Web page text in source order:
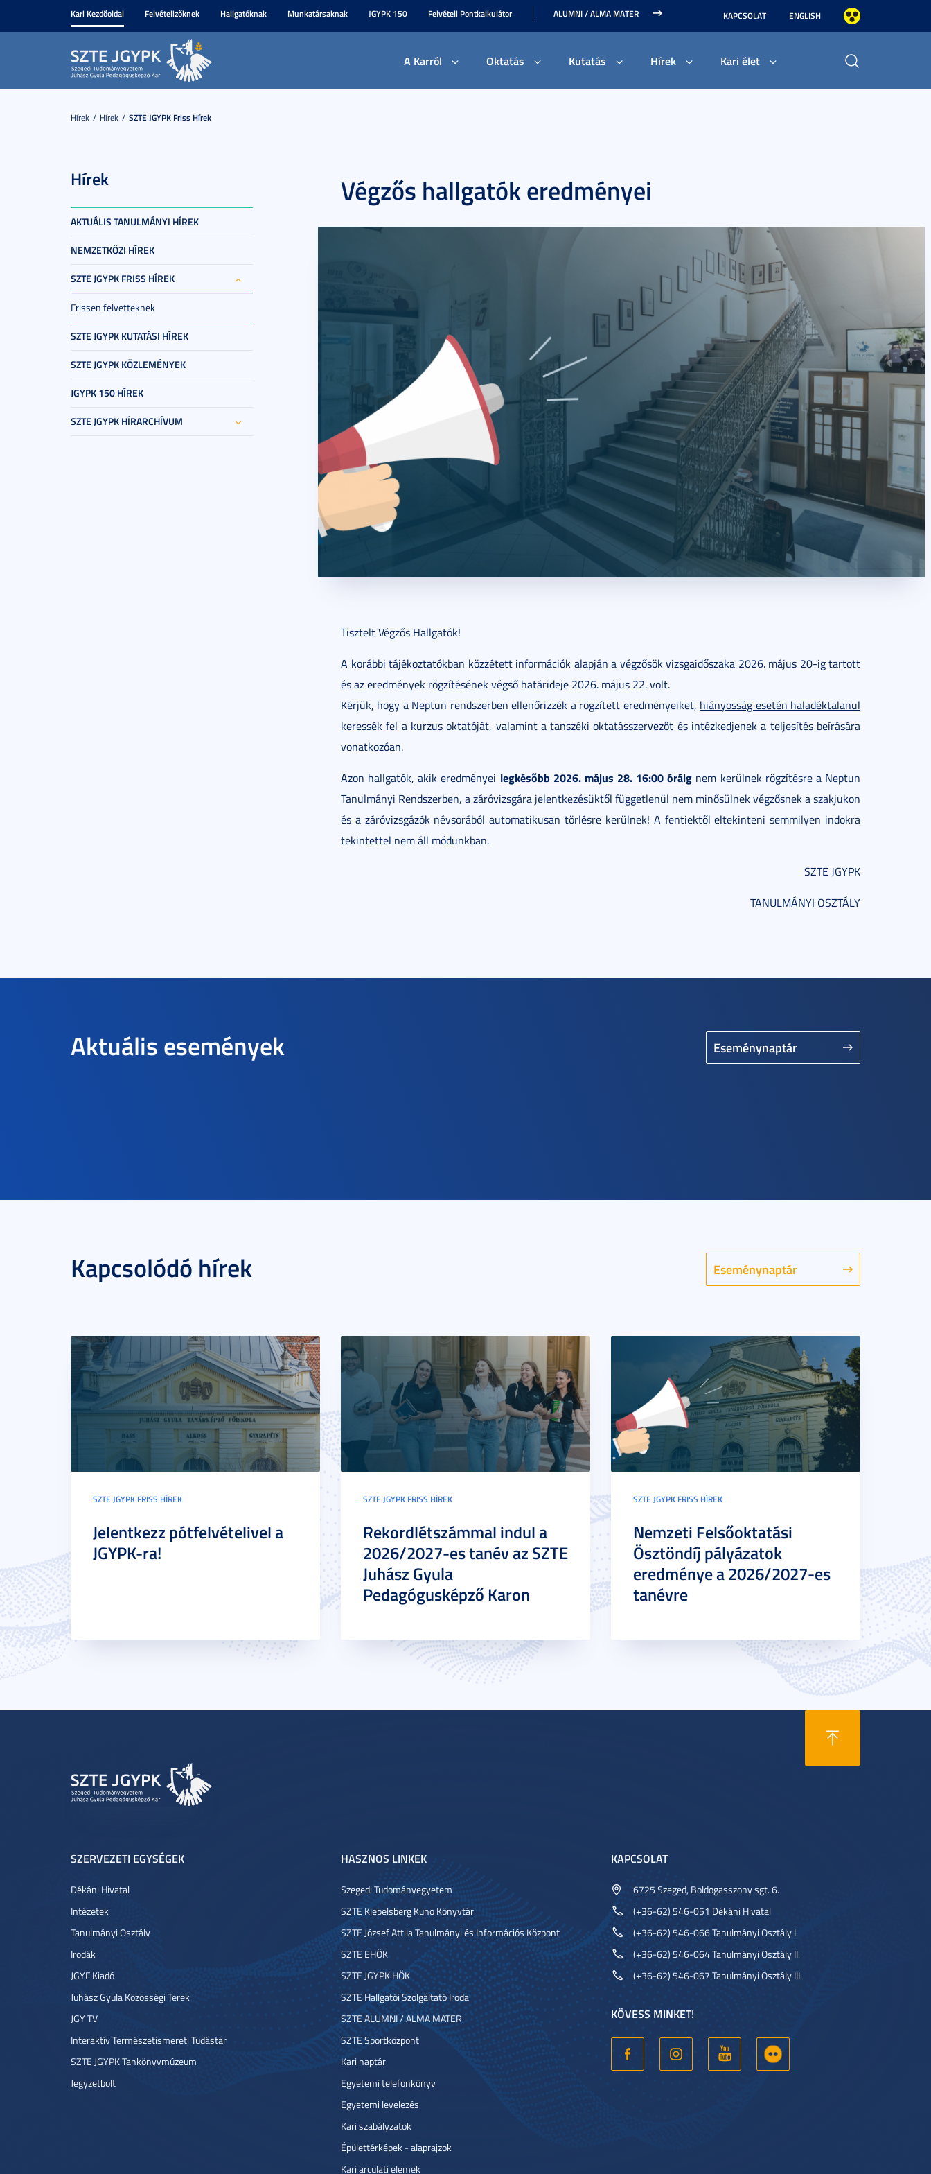
Kari Kezdőoldal Felvételizőknek Hallgatóknak Munkatársaknak JGYPK 150 Felvételi Pontkalkulátor ALUMNI / ALMA MATER KAPCSOLAT ENGLISH
A Karról Oktatás Kutatás Hírek Kari élet
Hírek Hírek SZTE JGYPK Friss Hírek
Hírek
AKTUÁLIS TANULMÁNYI HÍREK
NEMZETKÖZI HÍREK
SZTE JGYPK FRISS HÍREK
Frissen felvetteknek
SZTE JGYPK KUTATÁSI HÍREK
SZTE JGYPK KÖZLEMÉNYEK
JGYPK 150 HÍREK
SZTE JGYPK HÍRARCHÍVUM
Végzős hallgatók eredményei
Tisztelt Végzős Hallgatók!
A korábbi tájékoztatókban közzétett információk alapján a végzősök vizsgaidőszaka 2026. május 20-ig tartott
és az eredmények rögzítésének végső határideje 2026. május 22. volt.
Kérjük, hogy a Neptun rendszerben ellenőrizzék a rögzített eredményeiket, hiányosság esetén haladéktalanul
keressék fel a kurzus oktatóját, valamint a tanszéki oktatásszervezőt és intézkedjenek a teljesítés beírására
vonatkozóan.
Azon hallgatók, akik eredményei legkésőbb 2026. május 28. 16:00 óráig nem kerülnek rögzítésre a Neptun
Tanulmányi Rendszerben, a záróvizsgára jelentkezésüktől függetlenül nem minősülnek végzősnek a szakjukon
és a záróvizsgázók névsorából automatikusan törlésre kerülnek! A fentiektől eltekinteni semmilyen indokra
tekintettel nem áll módunkban.
SZTE JGYPK
TANULMÁNYI OSZTÁLY
Aktuális események Eseménynaptár
Kapcsolódó hírek Eseménynaptár
SZTE JGYPK FRISS HÍREK
Jelentkezz pótfelvételivel a
JGYPK-ra!
SZTE JGYPK FRISS HÍREK
Rekordlétszámmal indul a
2026/2027-es tanév az SZTE
Juhász Gyula
Pedagógusképző Karon
SZTE JGYPK FRISS HÍREK
Nemzeti Felsőoktatási
Ösztöndíj pályázatok
eredménye a 2026/2027-es
tanévre
SZERVEZETI EGYSÉGEK
Dékáni Hivatal
Intézetek
Tanulmányi Osztály
Irodák
JGYF Kiadó
Juhász Gyula Közösségi Terek
JGY TV
Interaktív Természetismereti Tudástár
SZTE JGYPK Tankönyvmúzeum
Jegyzetbolt
HASZNOS LINKEK
Szegedi Tudományegyetem
SZTE Klebelsberg Kuno Könyvtár
SZTE József Attila Tanulmányi és Információs Központ
SZTE EHÖK
SZTE JGYPK HÖK
SZTE Hallgatói Szolgáltató Iroda
SZTE ALUMNI / ALMA MATER
SZTE Sportközpont
Kari naptár
Egyetemi telefonkönyv
Egyetemi levelezés
Kari szabályzatok
Épülettérképek - alaprajzok
Kari arculati elemek
KAPCSOLAT
6725 Szeged, Boldogasszony sgt. 6.
(+36-62) 546-051 Dékáni Hivatal
(+36-62) 546-066 Tanulmányi Osztály I.
(+36-62) 546-064 Tanulmányi Osztály II.
(+36-62) 546-067 Tanulmányi Osztály III.
KÖVESS MINKET!